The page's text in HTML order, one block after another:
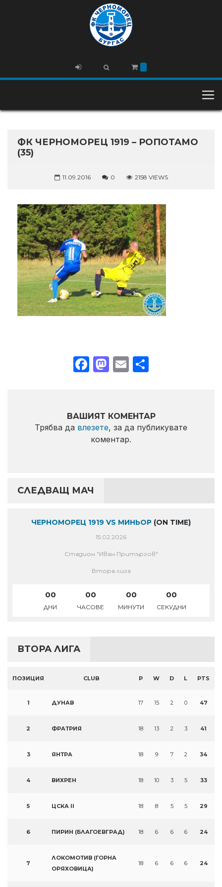
ФК ЧЕРНОМОРЕЦ 1919 – РОПОТАМО
(35)
11.09.2016 0 2158 VIEWS
Facebook
Mastodon
Email
ВАШИЯТ КОМЕНТАР
Трябва да влезете, за да публикувате
коментар.
СЛЕДВАЩ МАЧ
ЧЕРНОМОРЕЦ 1919 VS МИНЬОР (ON TIME)
15.02.2026
Стадион "Иван Притъргов"
Втора лига
00
ДНИ
00
ЧАСОВЕ
00
МИНУТИ
00
СЕКУДНИ
ВТОРА ЛИГА
ПОЗИЦИЯ CLUB P W D L PTS
1 ДУНАВ 17 15 2 0 47
2 ФРАТРИЯ 18 13 2 3 41
3 ЯНТРА 18 9 7 2 34
4 ВИХРЕН 18 10 3 5 33
5 ЦСКА II 18 8 5 5 29
6 ПИРИН (БЛАГОЕВГРАД) 18 6 6 6 24
7
ЛОКОМОТИВ (ГОРНА
ОРЯХОВИЦА)
18 6 6 6 24